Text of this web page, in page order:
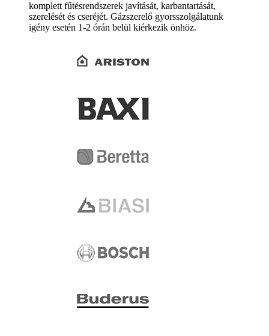
komplett fűtésrendszerek javítását, karbantartását,
szerelését és cseréjét. Gázszerelő gyorsszolgálatunk
igény esetén 1-2 órán belül kiérkezik önhöz.